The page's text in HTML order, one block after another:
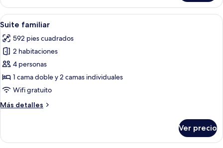
mar
1
habitación,
patio,
al
mar
Abrir
todas
las
fotos
de
Suite
familiar
Un espacio habitable compacto con
7
Suite familiar
592 pies cuadrados
2 habitaciones
4 personas
1 cama doble y 2 camas individuales
Wifi gratuito
Más detalles
Más
familiar
Ver precio